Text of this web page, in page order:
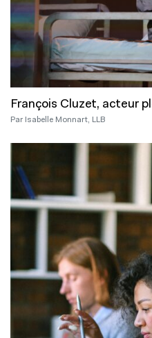
François Cluzet, acteur
Par Isabelle Monnart, LLB